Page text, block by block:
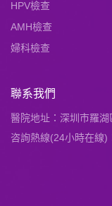
HPV檢查
AMH檢查
婦科檢查
聯系我們
醫院地址：深圳市羅
咨詢熱線(24小時在線